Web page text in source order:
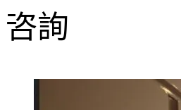
咨詢